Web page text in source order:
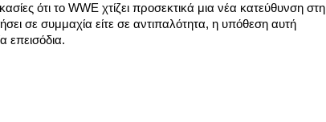
ότι το WWE χτίζει προσεκτικά μια νέα κατεύθυνση στη
σε συμμαχία είτε σε αντιπαλότητα, η υπόθεση αυτή
επεισόδια.